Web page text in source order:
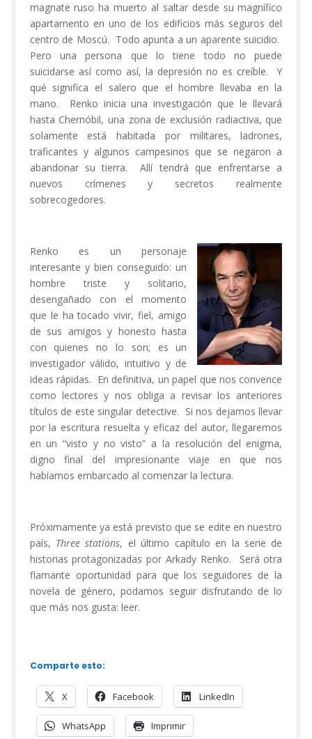
magnate ruso ha muerto al saltar desde su magnífico
apartamento en uno de los edificios más seguros del
centro de Moscú. Todo apunta a un aparente suicidio.
Pero una persona que lo tiene todo no puede
suicidarse así como así, la depresión no es creíble. Y
qué significa el salero que el hombre llevaba en la
mano. Renko inicia una investigación que le llevará
hasta Chernóbil, una zona de exclusión radiactiva, que
solamente está habitada por militares, ladrones,
traficantes y algunos campesinos que se negaron a
abandonar su tierra. Allí tendrá que enfrentarse a
nuevos crímenes y secretos realmente
sobrecogedores.
Renko es un personaje
interesante y bien conseguido: un
hombre triste y solitario,
desengañado con el momento
que le ha tocado vivir, fiel, amigo
de sus amigos y honesto hasta
con quienes no lo son; es un
investigador válido, intuitivo y de
ideas rápidas. En definitiva, un papel que nos convence
como lectores y nos obliga a revisar los anteriores
títulos de este singular detective. Si nos dejamos llevar
por la escritura resuelta y eficaz del autor, llegaremos
en un “visto y no visto” a la resolución del enigma,
digno final del impresionante viaje en que nos
habíamos embarcado al comenzar la lectura.
Próximamente ya está previsto que se edite en nuestro
país, Three stations, el último capítulo en la serie de
historias protagonizadas por Arkady Renko. Será otra
flamante oportunidad para que los seguidores de la
novela de género, podamos seguir disfrutando de lo
que más nos gusta: leer.
Comparte esto:
X Facebook LinkedIn
WhatsApp Imprimir